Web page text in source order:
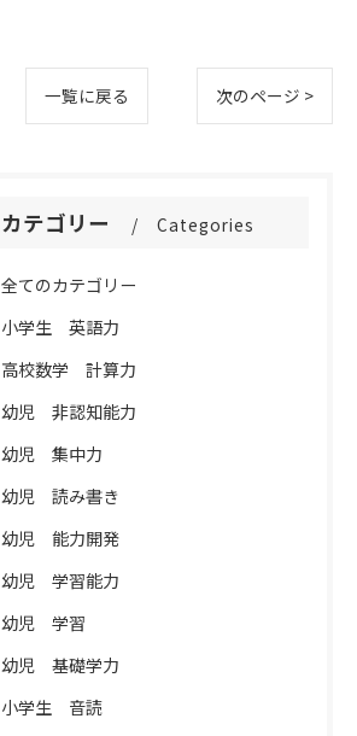
一覧に戻る 次のページ >
カテゴリー Categories
全てのカテゴリー
小学生 英語力
高校数学 計算力
幼児 非認知能力
幼児 集中力
幼児 読み書き
幼児 能力開発
幼児 学習能力
幼児 学習
幼児 基礎学力
小学生 音読